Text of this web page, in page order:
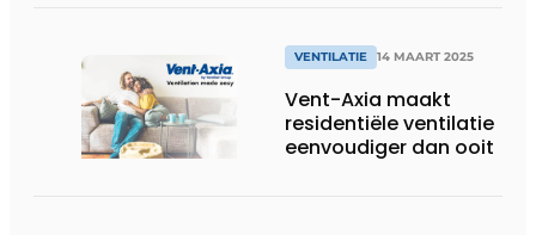
VENTILATIE 14 MAART 2025
Vent-Axia maakt
residentiële ventilatie
eenvoudiger dan ooit